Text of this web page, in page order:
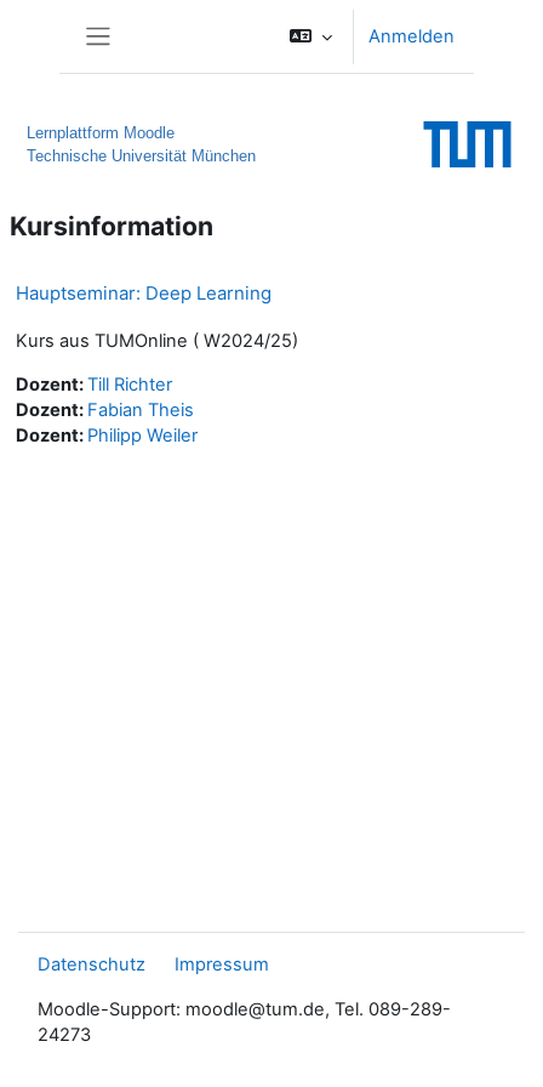
Anmelden
Lernplattform Moodle
Technische Universität München
Kursinformation
Hauptseminar: Deep Learning
Kurs aus TUMOnline ( W2024/25)
Dozent:Till Richter
Dozent: Fabian Theis
Dozent: Philipp Weiler
Datenschutz Impressum
Moodle-Support: moodle@tum.de, Tel. 089-289-
24273